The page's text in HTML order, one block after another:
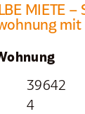
MIETE –
mit
39642
4